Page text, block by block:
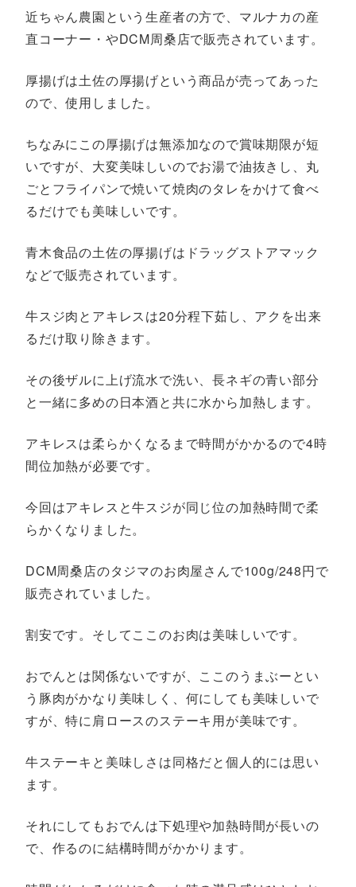
近ちゃん農園という生産者の方で、マルナカの産
直コーナー・やDCM周桑店で販売されています。
厚揚げは土佐の厚揚げという商品が売ってあった
ので、使用しました。
ちなみにこの厚揚げは無添加なので賞味期限が短
いですが、大変美味しいのでお湯で油抜きし、丸
ごとフライパンで焼いて焼肉のタレをかけて食べ
るだけでも美味しいです。
青木食品の土佐の厚揚げはドラッグストアマック
などで販売されています。
牛スジ肉とアキレスは20分程下茹し、アクを出来
るだけ取り除きます。
その後ザルに上げ流水で洗い、長ネギの青い部分
と一緒に多めの日本酒と共に水から加熱します。
アキレスは柔らかくなるまで時間がかかるので4時
間位加熱が必要です。
今回はアキレスと牛スジが同じ位の加熱時間で柔
らかくなりました。
DCM周桑店のタジマのお肉屋さんで100g/248円で
販売されていました。
割安です。そしてここのお肉は美味しいです。
おでんとは関係ないですが、ここのうまぶーとい
う豚肉がかなり美味しく、何にしても美味しいで
すが、特に肩ロースのステーキ用が美味です。
牛ステーキと美味しさは同格だと個人的には思い
ます。
それにしてもおでんは下処理や加熱時間が長いの
で、作るのに結構時間がかかります。